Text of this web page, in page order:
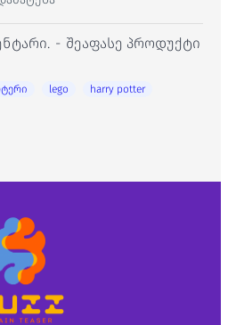
- შეაფასე პროდუქტი
lego harry potter